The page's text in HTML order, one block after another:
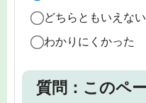
どちらともいえない
わかりにくかった
質問：このペ